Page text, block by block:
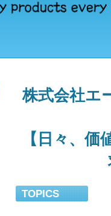
株式会社エ
【日々、
TOPICS